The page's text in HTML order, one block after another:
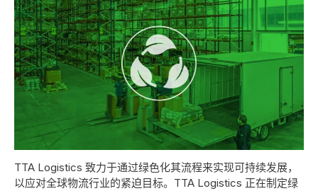
TTA Logistics 致力于通过绿色化其流程来实现可持续发展，
以应对全球物流行业的紧迫目标。TTA Logistics 正在制定绿